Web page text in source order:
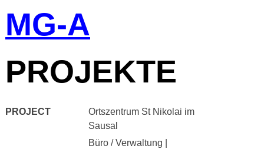
Skip
MG-A
PROJEKTE
PROJECT
Ortszentrum St Nikolai im
Sausal
Büro / Verwaltung